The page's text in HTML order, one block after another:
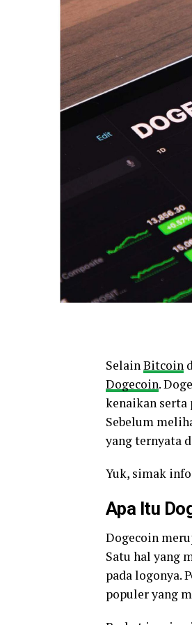
SelainBitcoin
Dogecoin.
kenaikan serta
Sebelum
yang ternyata
Yuk, simak
Apa Itu
Dogecoin
Satu hal yang
pada logonya.
populer yang